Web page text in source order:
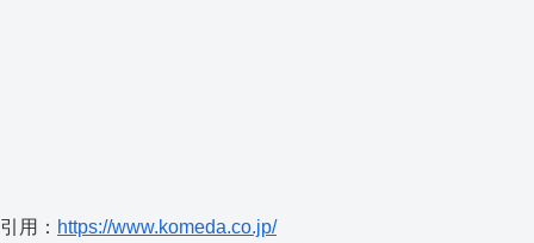
引用： https://www.komeda.co.jp/